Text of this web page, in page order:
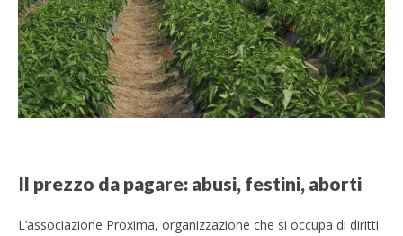
Il prezzo da pagare: abusi, festini, aborti
L’associazione Proxima, organizzazione che si occupa di diritti